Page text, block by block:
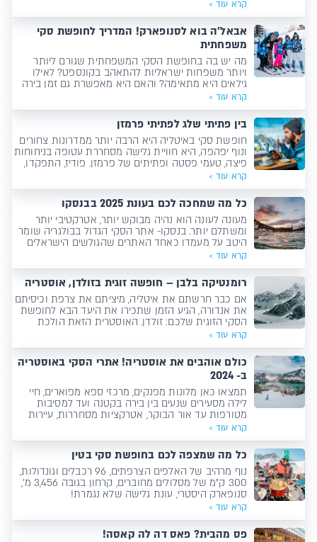
שיסייעו לך להתחיל וליהנות מחוויית סקי בלתי נשכחת.
קרא עוד >
אבאל'ה בוא לסנופארק! המדריך לחופשת סקי
משפחתית
מה יש בה בחופשת הסקי המשפחתית שגורם ליותר
ויותר משפחות ישראליות להתאהב בקונספט? לאילו
גילאים היא מתאימה? והאם היא מאפשרת גם זמן בירה
וספא להורים? (ספוילר- הכי כן!) קבלו את המדריך המלא
לחופשת סקי עם הילדים.
קרא עוד >
בין פתיתי שלג לפתיתי פרמזן
חופשת סקי באיטליה היא הרבה יותר ממדרונות צחורים
ונוף יפהפה, היא חוויית גלישה מסחררת עטופה בניחוחות
פיצה, טעמי פסטה ופתיתים של פרמזן. פודיז, התפקדו,
מצאנו לכם את היעד המושלם ואלה המנות שאתם
פשוט לא יכולים לפספס!
קרא עוד >
כל מה שמחכה לכם בעונת 2025 בבנסקו
מעונה לעונה הוא נהיה מבוקש יותר, אטרקטיבי יותר
ומשתלם יותר. בנסקו- אתר הסקי הגדול בבולגריה שומר
היטב על מעמדו כאחד האתרים שהגולשים הישראלים
הכי אוהבים!
קרא עוד >
רומנטיקה בלבן – חופשה זוגית בזולדן, אוסטריה
אם כבר חרשתם את איטליה, מיציתם את צרפת וכיסיתם
את אנדורה, הגיע הזמן שתכירו את היעד הבא לחופשת
הסקי הזוגית שלכם: זולדן. האוסטרית הזאת הולכת
להפתיע אתכם, לסחרר אתכם ולייצר לכם הזדמנויות
לרומנטיקה במיטבה!
קרא עוד >
כולם אוהבים את אוסטריה! אתרי הסקי באוסטריה
ב- 2024
תמצאו כאן מלונות מפנקים, מרכזי ספא מפוארים, חיי
לילה מסעירים שנעים בין בירה בקטנה ועד למסיבות
מטורפות עד אור הבוקר, אטרקציות מסחררות, עיירות
צבעוניות ומרחבי גלישה שאין בהם רגע אחד משעמם.
קרא עוד >
כל מה שמצפה לכם בחופשת סקי בטין
נוף מרהיב של האלפים הצרפתים, 96 רכבלים וגונדולות,
300 ק"מ של מסלולים מחוברים, קרחון בגובה 3,456 מ',
סנופארק היסטרי, עונת גלישה שלא נגמרת!
קרא עוד >
פס מהבית? פאס דה לה קאסה!